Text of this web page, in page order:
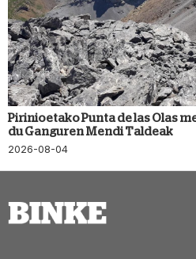
Pirinioetako Punta de las Olas
du Ganguren Mendi Taldeak
2026-08-04